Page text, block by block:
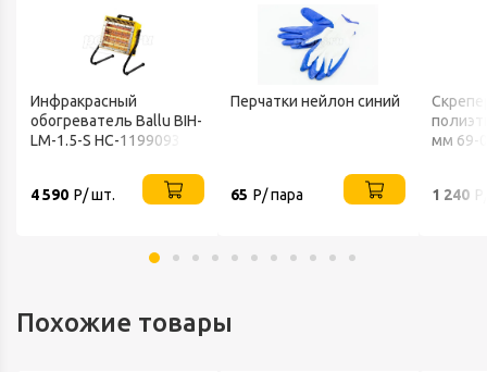
Инфракрасный
обогреватель Ballu BIH-
LM-1.5-S НС-1199093
4 590 Р/ шт.
Перчатки нейлон синий
65 Р/ пара
мм 69-
1 240
Похожие товары